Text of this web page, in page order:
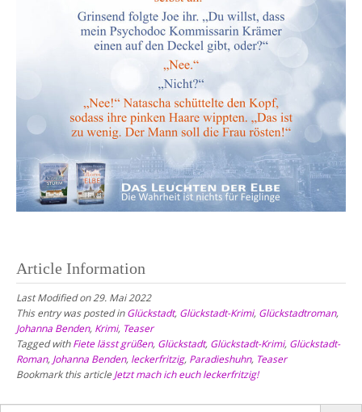
Article Information
Last Modified on 29. Mai 2022
This entry was posted inGlückstadt, Glückstadt-Krimi, Glückstadtroman,
Johanna Benden, Krimi, Teaser
Tagged withFiete lässt grüßen, Glückstadt, Glückstadt-Krimi, Glückstadt-
Roman, Johanna Benden, leckerfritzig, Paradieshuhn, Teaser
Bookmark this article Jetzt mach ich euch leckerfritzig!